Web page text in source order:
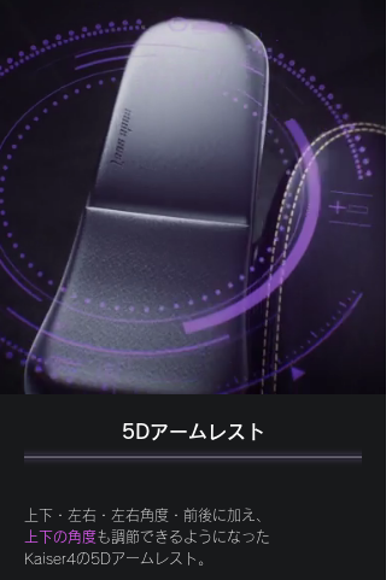
5Dアームレスト
上下・左右・左右角度・前後に加え、
上下の角度も調節できるようになった
​Kaiser4の5Dアームレスト。